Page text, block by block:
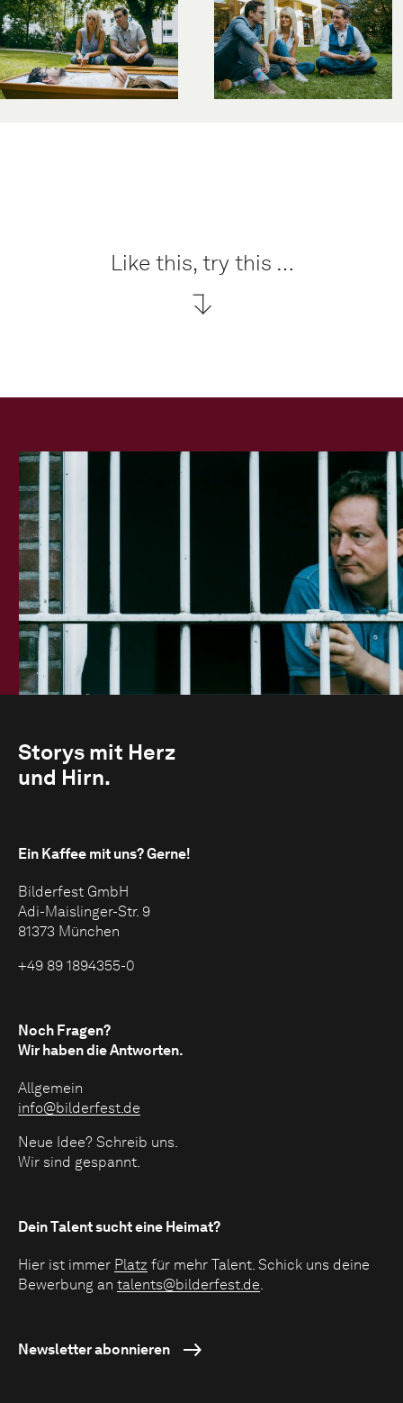
Like this, try this …
Storys mit Herz
und Hirn.
Ein Kaffee mit uns?Gerne!
Bilderfest GmbH
Adi-Maislinger-Str. 9
81373 München
+49 89 1894355-0
Noch Fragen?
Wir haben die Antworten.
Allgemein
info@bilderfest.de
Neue Idee? Schreib uns.
Wir sind gespannt.
Dein Talent sucht eine Heimat?
Hier ist immer Platz für mehr Talent. Schick uns deine
Bewerbung an talents@bilderfest.de.
Newsletter abonnieren